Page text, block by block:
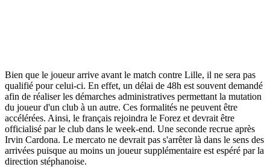
Bien que le joueur arrive avant le match contre Lille, il ne sera pas
qualifié pour celui-ci. En effet, un délai de 48h est souvent demandé
afin de réaliser les démarches administratives permettant la mutation
du joueur d'un club à un autre. Ces formalités ne peuvent être
accélérées. Ainsi, le français rejoindra le Forez et devrait être
officialisé par le club dans le week-end. Une seconde recrue après
Irvin Cardona. Le mercato ne devrait pas s'arrêter là dans le sens des
arrivées puisque au moins un joueur supplémentaire est espéré par la
direction stéphanoise.